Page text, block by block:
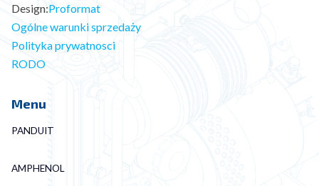
Design:Proformat
Ogólne warunki sprzedaży
Polityka prywatnosci
RODO
Menu
PANDUIT
AMPHENOL